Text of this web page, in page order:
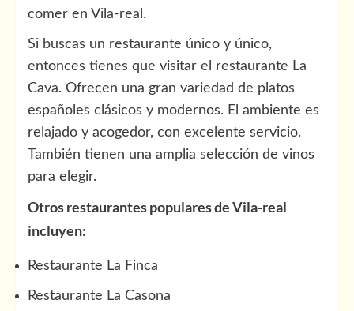
comer en Vila-real.
Si buscas un restaurante único y único,
entonces tienes que visitar el restaurante La
Cava. Ofrecen una gran variedad de platos
españoles clásicos y modernos. El ambiente es
relajado y acogedor, con excelente servicio.
También tienen una amplia selección de vinos
para elegir.
Otros restaurantes populares de Vila-real
incluyen:
Restaurante La Finca
Restaurante La Casona